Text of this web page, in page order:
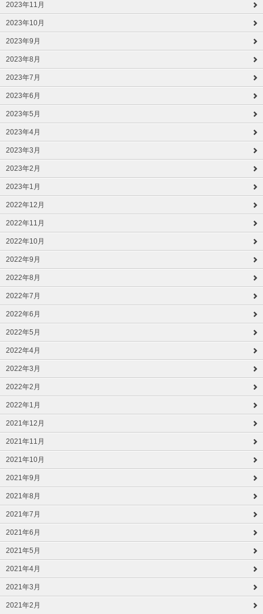
2023年11月
2023年10月
2023年9月
2023年8月
2023年7月
2023年6月
2023年5月
2023年4月
2023年3月
2023年2月
2023年1月
2022年12月
2022年11月
2022年10月
2022年9月
2022年8月
2022年7月
2022年6月
2022年5月
2022年4月
2022年3月
2022年2月
2022年1月
2021年12月
2021年11月
2021年10月
2021年9月
2021年8月
2021年7月
2021年6月
2021年5月
2021年4月
2021年3月
2021年2月